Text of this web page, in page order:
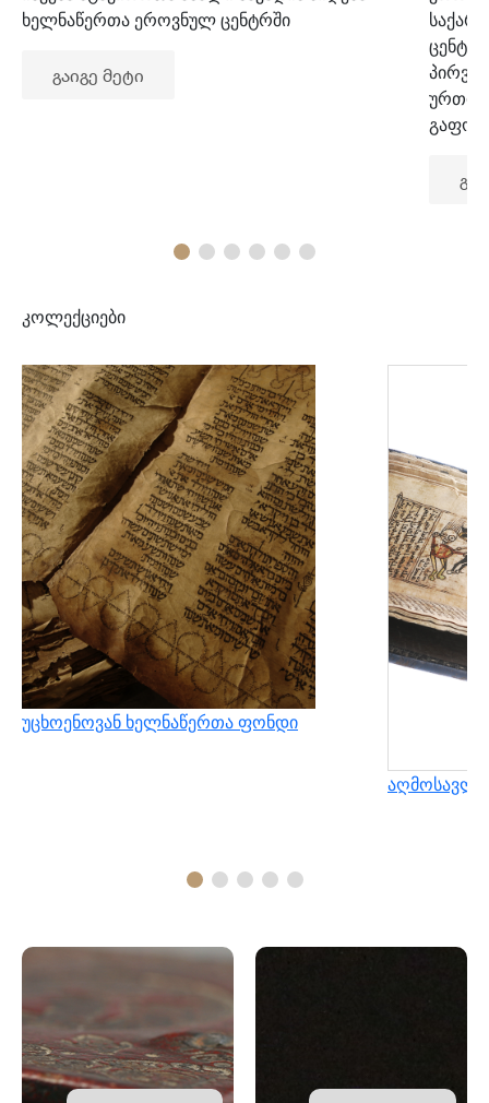
ხელნაწერთა ეროვნულ ცენტრში
გაიგე მეტი
კოლექციები
უცხოენოვან ხელნაწერთა ფონდი